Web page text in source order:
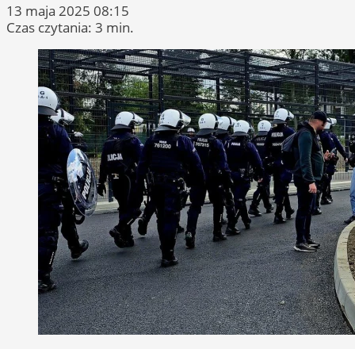
13 maja 2025 08:15
Czas czytania: 3 min.